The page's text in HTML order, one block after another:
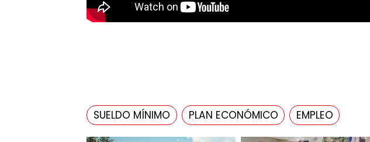
SUELDO MÍNIMO PLAN ECONÓMICO EMPLEO